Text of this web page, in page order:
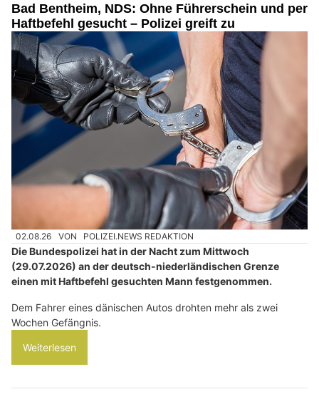
Bad Bentheim, NDS: Ohne Führerschein und per
Haftbefehl gesucht – Polizei greift zu
02.08.26 VON POLIZEI.NEWS REDAKTION
Die Bundespolizei hat in der Nacht zum Mittwoch
(29.07.2026) an der deutsch-niederländischen Grenze
einen mit Haftbefehl gesuchten Mann festgenommen.
Dem Fahrer eines dänischen Autos drohten mehr als zwei
Wochen Gefängnis.
Weiterlesen